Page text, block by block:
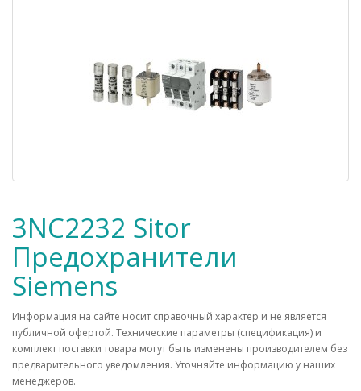
3NC2232 Sitor
Предохранители
Siemens
Информация на сайте носит справочный характер и не является
публичной офертой. Технические параметры (спецификация) и
комплект поставки товара могут быть изменены производителем без
предварительного уведомления. Уточняйте информацию у наших
менеджеров.